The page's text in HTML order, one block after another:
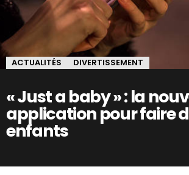
ACTUALITÉS DIVERTISSEMENT
« Just a baby » : la
application pour faire
enfants